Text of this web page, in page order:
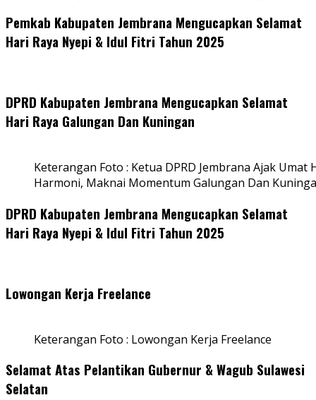
Pemkab Kabupaten Jembrana Mengucapkan Selamat
Hari Raya Nyepi & Idul Fitri Tahun 2025
DPRD Kabupaten Jembrana Mengucapkan Selamat
Hari Raya Galungan Dan Kuningan
Keterangan Foto : Ketua DPRD Jembrana Ajak
Harmoni, Maknai Momentum Galungan Dan
DPRD Kabupaten Jembrana Mengucapkan Selamat
Hari Raya Nyepi & Idul Fitri Tahun 2025
Lowongan Kerja Freelance
Keterangan Foto : Lowongan Kerja Freelance
Selamat Atas Pelantikan Gubernur & Wagub Sulawesi
Selatan